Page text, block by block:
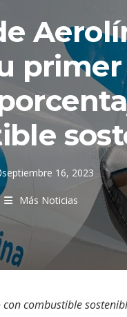
septiembre 16, 2023
Más Noticias
combustible